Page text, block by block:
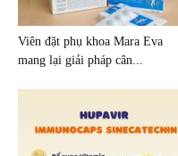
Viên đặt phụ khoa Mara Eva
mang lại giải pháp cân...